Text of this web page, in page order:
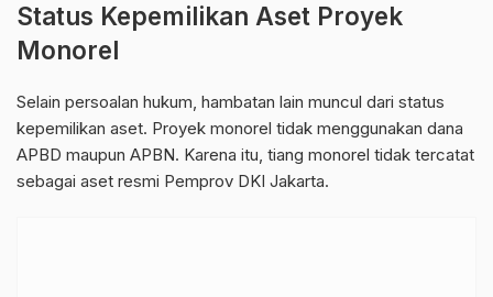
Status Kepemilikan Aset Proyek
Monorel
Selain persoalan hukum, hambatan lain muncul dari status
kepemilikan aset. Proyek monorel tidak menggunakan dana
APBD maupun APBN. Karena itu, tiang monorel tidak tercatat
sebagai aset resmi Pemprov DKI Jakarta.